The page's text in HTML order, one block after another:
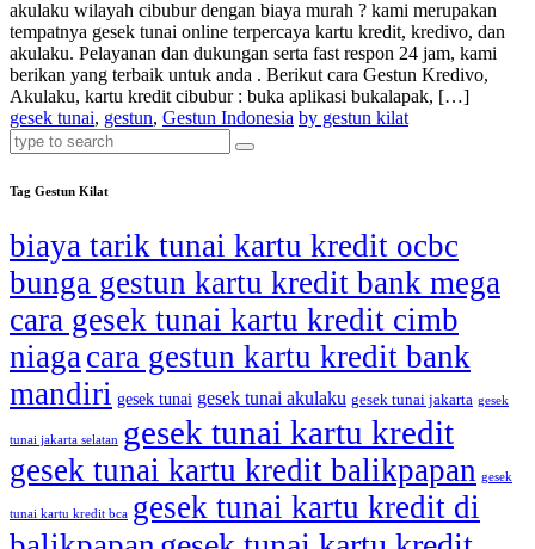
akulaku wilayah cibubur dengan biaya murah ? kami merupakan
tempatnya gesek tunai online terpercaya kartu kredit, kredivo, dan
akulaku. Pelayanan dan dukungan serta fast respon 24 jam, kami
berikan yang terbaik untuk anda . Berikut cara Gestun Kredivo,
Akulaku, kartu kredit cibubur : buka aplikasi bukalapak, […]
gesek tunai, gestun, Gestun Indonesia by gestun kilat
Tag Gestun Kilat
biaya tarik tunai kartu kredit ocbc
bunga gestun kartu kredit bank mega
cara gesek tunai kartu kredit cimb
niagacara gestun kartu kredit bank
mandiri gesek tunai gesek tunai akulaku gesek tunai jakarta gesek
tunai jakarta selatan gesek tunai kartu kredit
gesek tunai kartu kredit balikpapan gesek
tunai kartu kredit bca gesek tunai kartu kredit di